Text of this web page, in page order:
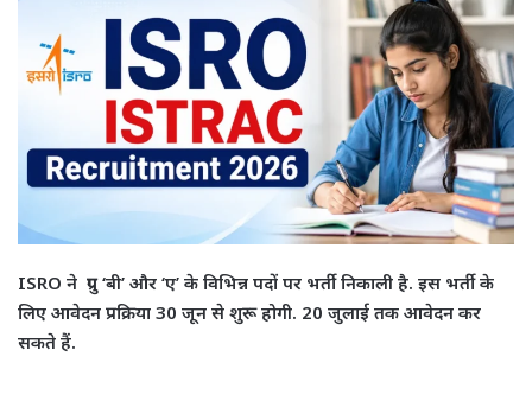
ISRO ने ग्रुप ‘बी’ और ‘ए’ के विभिन्न पदों पर भर्ती निकाली है. इस भर्ती के
लिए आवेदन प्रक्रिया 30 जून से शुरू होगी. 20 जुलाई तक आवेदन कर
सकते हैं.